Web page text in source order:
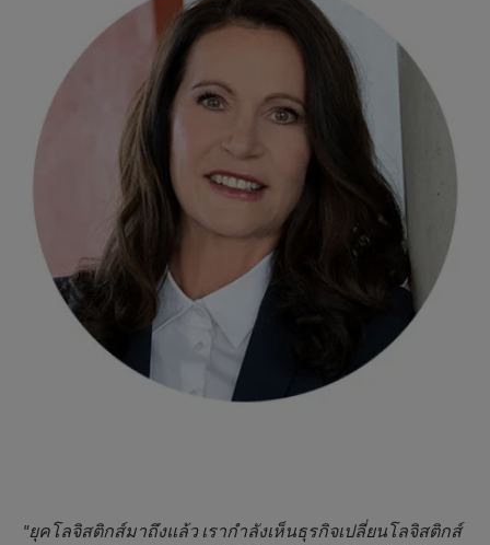
"ยุคโลจิสติกส์มาถึงแล้ว เรากําลังเห็นธุรกิจเปลี่ยนโลจิสติกส์